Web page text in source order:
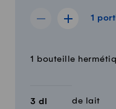
1 portion
Afficher laAfficher la
1
QuantitéIngrédients
1 bouteille
3 dl de lait